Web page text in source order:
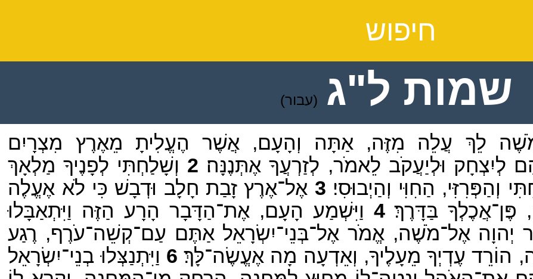
חיפוש
שמות ל"ג (עבור)
לֵךְ עֲלֵה מִזֶּה, אַתָּה וְהָעָם, אֲשֶׁר הֶעֱלִיתָ מֵאֶרֶץ מִצְרָיִם
וּלְיַעֲקֹב לֵאמֹר, לְזַרְעֲךָ אֶתְּנֶנָּה׃ 2 וְשָׁלַחְתִּי לְפָנֶיךָ מַלְאָךְ
וְהַפְּרִזִּי, הַחִוִּי וְהַיְבוּסִי׃ 3 אֶל־אֶרֶץ זָבַת חָלָב וּדְבָשׁ כִּי לֹא אֶעֱלֶה
בַּדָּרֶךְ׃ 4 וַיִּשְׁמַע הָעָם, אֶת־הַדָּבָר הָרָע הַזֶּה וַיִּתְאַבָּלוּ
יְהוָה אֶל־מֹשֶׁה, אֱמֹר אֶל־בְּנֵי־יִשְׂרָאֵל אַתֶּם עַם־קְשֵׁה־עֹרֶף, רֶגַע
הוֹרֵד עֶדְיְךָ מֵעָלֶיךָ, וְאֵדְעָה מָה אֶעֱשֶׂה־לָּךְ׃ 6 וַיִּתְנַצְּלוּ בְנֵי־יִשְׂרָאֵל